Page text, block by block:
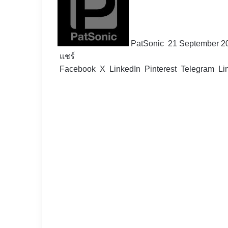
PatSonic 21 September
แชร์
Facebook X LinkedIn Pinterest Telegram